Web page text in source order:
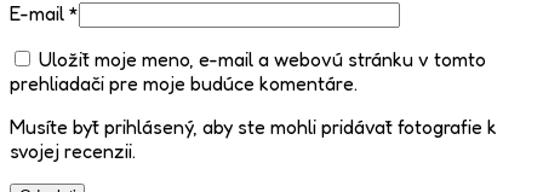
E-mail *
Uložiť moje meno, e-mail a webovú stránku v tomto
prehliadači pre moje budúce komentáre.
Musíte byť prihlásený, aby ste mohli pridávať fotografie k
svojej recenzii.